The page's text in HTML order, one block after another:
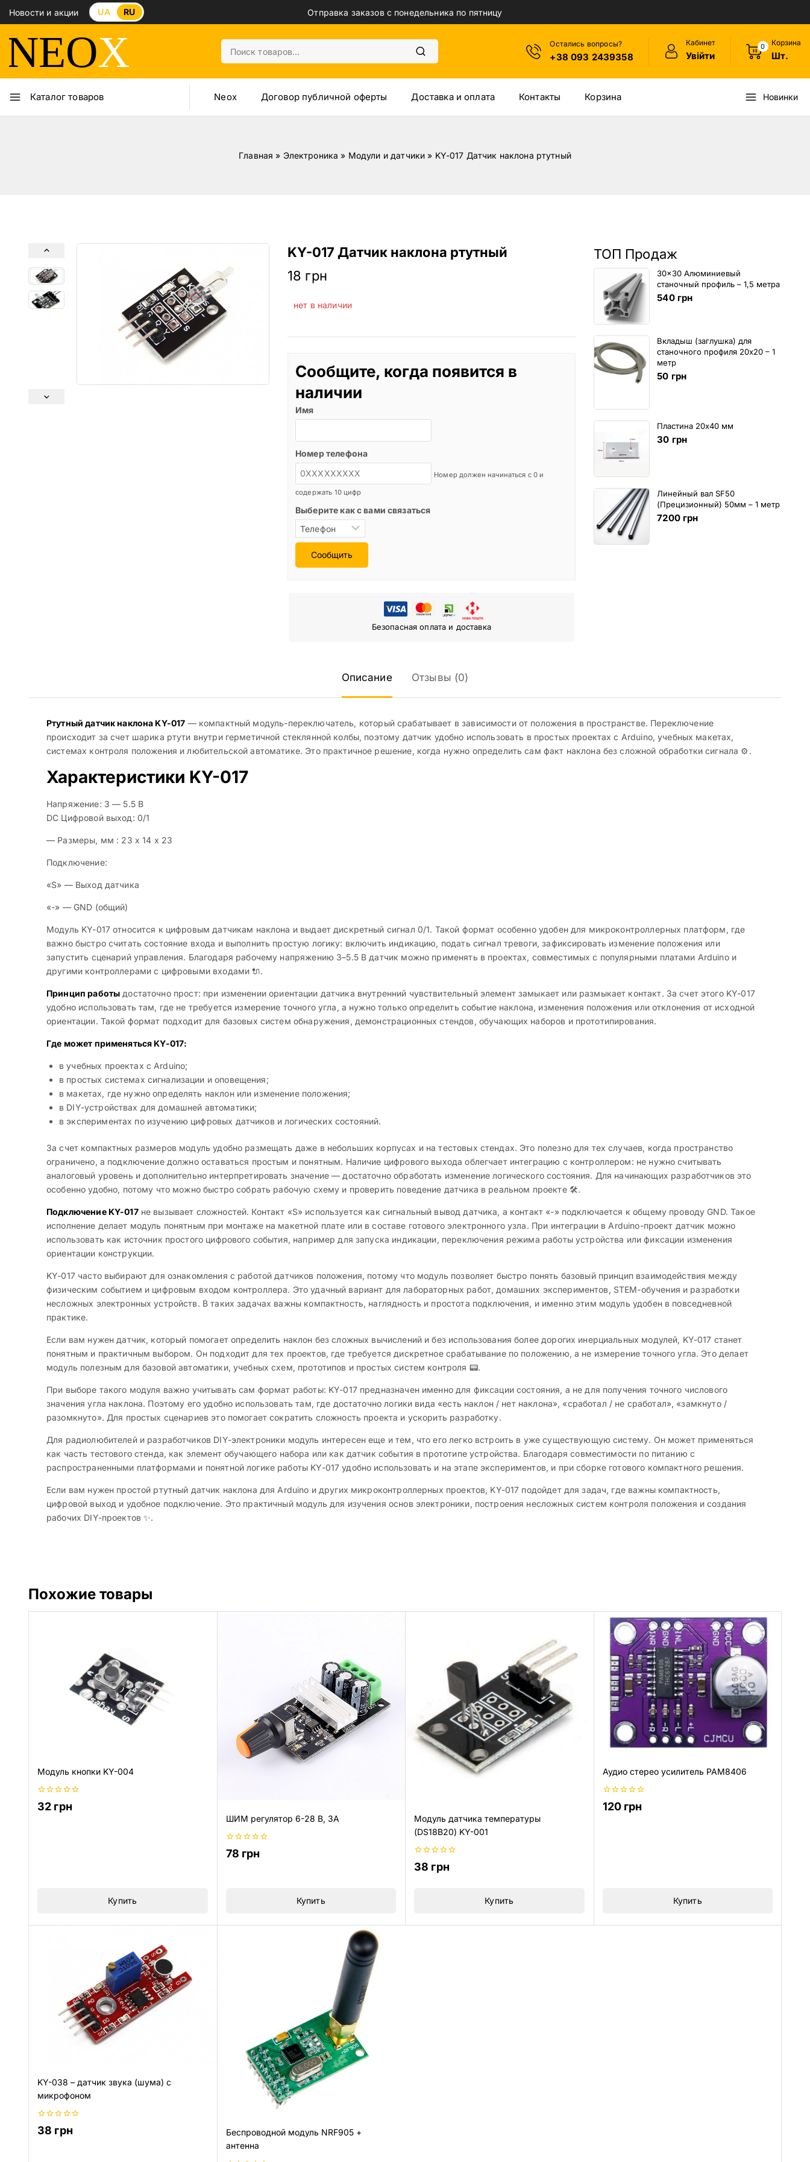
Новости и акции UA RU Отправка заказов с понедельника по пятницу
Остались вопросы?
+38 093 2439358
Кабинет
Увійти
0 Корзина
Шт.
Каталог товаров Neox Договор публичной оферты Доставка и оплата Контакты Корзина Новинки
Главная » Электроника » Модули и датчики » KY-017 Датчик наклона ртутный
ТОП Продаж
30x30 Алюминиевый
станочный профиль – 1,5 метра
540 грн
Вкладыш (заглушка) для
станочного профиля 20х20 – 1
метр
50 грн
Пластина 20х40 мм
30 грн
Линейный вал SF50
(Прецизионный) 50мм – 1 метр
7200 грн
KY-017 Датчик наклона ртутный
18 грн
нет в наличии
Сообщите, когда появится в
наличии
Имя
Номер телефона
Номер должен начинаться с 0 и
содержать 10 цифр
Выберите как с вами связаться
Сообщить
Безопасная оплата и доставка
Описание Отзывы (0)
Ртутный датчик наклона KY-017 — компактный модуль-переключатель, который срабатывает в зависимости от положения в пространстве. Переключение
происходит за счет шарика ртути внутри герметичной стеклянной колбы, поэтому датчик удобно использовать в простых проектах с Arduino, учебных макетах,
системах контроля положения и любительской автоматике. Это практичное решение, когда нужно определить сам факт наклона без сложной обработки сигнала ⚙️.
Характеристики KY-017
Напряжение: 3 — 5.5 В
DC Цифровой выход: 0/1
— Размеры, мм : 23 x 14 x 23
Подключение:
«S» — Выход датчика
«-» — GND (общий)
Модуль KY-017 относится к цифровым датчикам наклона и выдает дискретный сигнал 0/1. Такой формат особенно удобен для микроконтроллерных платформ, где
важно быстро считать состояние входа и выполнить простую логику: включить индикацию, подать сигнал тревоги, зафиксировать изменение положения или
запустить сценарий управления. Благодаря рабочему напряжению 3–5.5 В датчик можно применять в проектах, совместимых с популярными платами Arduino и
другими контроллерами с цифровыми входами 🔌.
Принцип работы достаточно прост: при изменении ориентации датчика внутренний чувствительный элемент замыкает или размыкает контакт. За счет этого KY-017
удобно использовать там, где не требуется измерение точного угла, а нужно только определить событие наклона, изменения положения или отклонения от исходной
ориентации. Такой формат подходит для базовых систем обнаружения, демонстрационных стендов, обучающих наборов и прототипирования.
Где может применяться KY-017:
в учебных проектах с Arduino;
в простых системах сигнализации и оповещения;
в макетах, где нужно определять наклон или изменение положения;
в DIY-устройствах для домашней автоматики;
в экспериментах по изучению цифровых датчиков и логических состояний.
За счет компактных размеров модуль удобно размещать даже в небольших корпусах и на тестовых стендах. Это полезно для тех случаев, когда пространство
ограничено, а подключение должно оставаться простым и понятным. Наличие цифрового выхода облегчает интеграцию с контроллером: не нужно считывать
аналоговый уровень и дополнительно интерпретировать значение — достаточно обработать изменение логического состояния. Для начинающих разработчиков это
особенно удобно, потому что можно быстро собрать рабочую схему и проверить поведение датчика в реальном проекте 🛠️.
Подключение KY-017не вызывает сложностей. Контакт «S» используется как сигнальный вывод датчика, а контакт «-» подключается к общему проводу GND. Такое
исполнение делает модуль понятным при монтаже на макетной плате или в составе готового электронного узла. При интеграции в Arduino-проект датчик можно
использовать как источник простого цифрового события, например для запуска индикации, переключения режима работы устройства или фиксации изменения
ориентации конструкции.
KY-017 часто выбирают для ознакомления с работой датчиков положения, потому что модуль позволяет быстро понять базовый принцип взаимодействия между
физическим событием и цифровым входом контроллера. Это удачный вариант для лабораторных работ, домашних экспериментов, STEM-обучения и разработки
несложных электронных устройств. В таких задачах важны компактность, наглядность и простота подключения, и именно этим модуль удобен в повседневной
практике.
Если вам нужен датчик, который помогает определить наклон без сложных вычислений и без использования более дорогих инерциальных модулей, KY-017 станет
понятным и практичным выбором. Он подходит для тех проектов, где требуется дискретное срабатывание по положению, а не измерение точного угла. Это делает
модуль полезным для базовой автоматики, учебных схем, прототипов и простых систем контроля 📟.
При выборе такого модуля важно учитывать сам формат работы: KY-017 предназначен именно для фиксации состояния, а не для получения точного числового
значения угла наклона. Поэтому его удобно использовать там, где достаточно логики вида «есть наклон / нет наклона», «сработал / не сработал», «замкнуто /
разомкнуто». Для простых сценариев это помогает сократить сложность проекта и ускорить разработку.
Для радиолюбителей и разработчиков DIY-электроники модуль интересен еще и тем, что его легко встроить в уже существующую систему. Он может применяться
как часть тестового стенда, как элемент обучающего набора или как датчик события в прототипе устройства. Благодаря совместимости по питанию с
распространенными платформами и понятной логике работы KY-017 удобно использовать и на этапе экспериментов, и при сборке готового компактного решения.
Если вам нужен простой ртутный датчик наклона для Arduino и других микроконтроллерных проектов, KY-017 подойдет для задач, где важны компактность,
цифровой выход и удобное подключение. Это практичный модуль для изучения основ электроники, построения несложных систем контроля положения и создания
рабочих DIY-проектов ✨.
Похожие товары
Модуль кнопки KY-004
0
из
32 грн
Купить
ШИМ регулятор 6-28 В, 3A
0
из
78 грн
Купить
Модуль датчика температуры
(DS18B20) KY-001
0
из
38 грн
Купить
Аудио стерео усилитель PAM8406
0
из
120 грн
Купить
KY-038 – датчик звука (шума) с
микрофоном
0
из
38 грн
Беспроводной модуль NRF905 +
антенна